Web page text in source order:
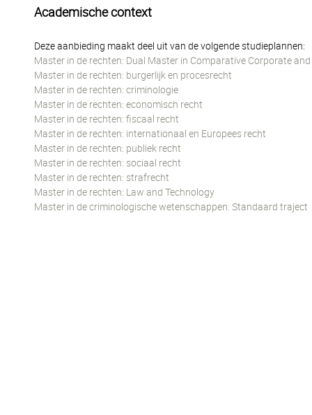
Academische context
Deze aanbieding maakt deel uit van de volgende studieplannen:
Master in de rechten: Dual Master in Comparative Corporate
Master in de rechten: burgerlijk en procesrecht
Master in de rechten: criminologie
Master in de rechten: economisch recht
Master in de rechten: fiscaal recht
Master in de rechten: internationaal en Europees recht
Master in de rechten: publiek recht
Master in de rechten: sociaal recht
Master in de rechten: strafrecht
Master in de rechten: Law and Technology
Master in de criminologische wetenschappen: Standaard traject